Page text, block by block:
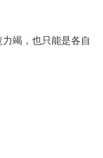
竭，也只能是各自